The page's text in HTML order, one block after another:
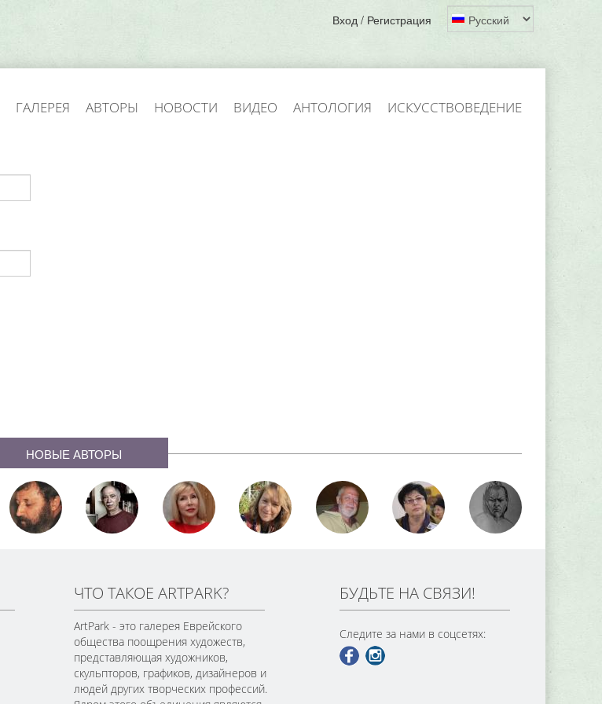
Вход / Регистрация
ГАЛЕРЕЯ АВТОРЫ НОВОСТИ ВИДЕО АНТОЛОГИЯ ИСКУССТВОВЕДЕНИЕ
НОВЫЕ АВТОРЫ
ЧТО ТАКОЕ ARTPARK?
ArtPark - это галерея Еврейского
общества поощрения художеств,
представляющая художников,
скульпторов, графиков, дизайнеров и
людей других творческих профессий.
БУДЬТЕ НА СВЯЗИ!
Следите за нами в соцсетях: